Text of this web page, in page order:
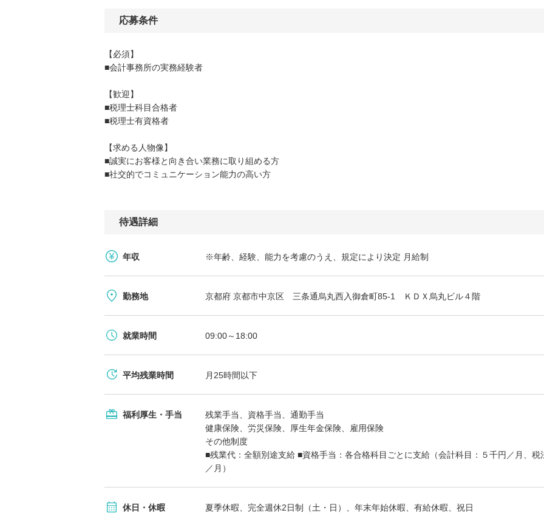
応募条件
【必須】
■会計事務所の実務経験者
【歓迎】
■税理士科目合格者
■税理士有資格者
【求める人物像】
■誠実にお客様と向き合い業務に取り組める方
■社交的でコミュニケーション能力の高い方
待遇詳細
年収 ※年齢、経験、能力を考慮のうえ、規定により決定 月給制
勤務地 京都府 京都市中京区 三条通烏丸西入御倉町85-1 ＫＤＸ烏丸ビル４階
就業時間 09:00～18:00
平均残業時間 月25時間以下
福利厚生・手当
残業手当、資格手当、通勤手当
健康保険、労災保険、厚生年金保険、雇用保険
その他制度
■残業代：全額別途支給 ■資格手当：各合格科目ごとに支給（会計科目：５千円／月、
／月）
休日・休暇 夏季休暇、完全週休2日制（土・日）、年末年始休暇、有給休暇、祝日